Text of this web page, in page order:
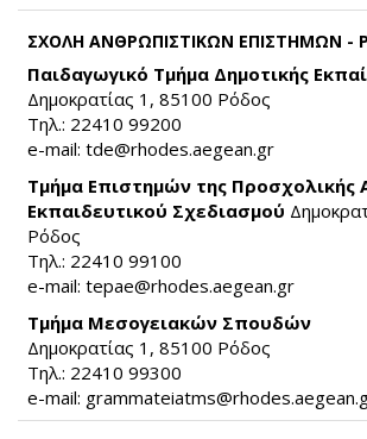
ΣΧΟΛΗ ΑΝΘΡΩΠΙΣΤΙΚΩΝ ΕΠΙΣΤΗΜΩΝ -
Παιδαγωγικό Τμήμα Δημοτικής
Δημοκρατίας 1, 85100 Ρόδος
Τηλ.: 22410 99200
e-mail: tde@rhodes.aegean.gr
Τμήμα Επιστημών της Προσχολικής
Εκπαιδευτικού Σχεδιασμού
Ρόδος
Τηλ.: 22410 99100
e-mail: tepae@rhodes.aegean.gr
Τμήμα Μεσογειακών Σπουδών
Δημοκρατίας 1, 85100 Ρόδος
Τηλ.: 22410 99300
e-mail: